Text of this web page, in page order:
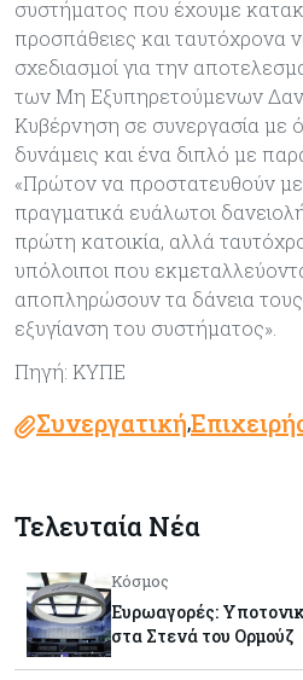
συστήματος που έχουμε
προσπάθειες και ταυτόχρονα
σχεδιασμοί για την
των Μη Εξυπηρετούμενων
Κυβέρνηση σε συνεργασία με
δυνάμεις και ένα διπλό με
«Πρώτον να προστατευθούν με
πραγματικά ευάλωτοι
πρώτη κατοικία, αλλά
υπόλοιποι που
αποπληρώσουν τα δάνεια τους
εξυγίανση του συστήματος».
Πηγή: ΚΥΠΕ
Συνεργατική,
Τελευταία Νέα
Κόσμος
Ευρωαγορές:
στα Στενά του Ορμούζ